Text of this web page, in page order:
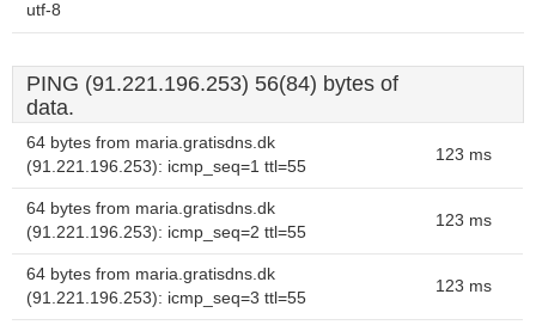
utf-8
PING (91.221.196.253) 56(84) bytes of
data.
64 bytes from maria.gratisdns.dk
(91.221.196.253): icmp_seq=1 ttl=55
123 ms
64 bytes from maria.gratisdns.dk
(91.221.196.253): icmp_seq=2 ttl=55
123 ms
64 bytes from maria.gratisdns.dk
(91.221.196.253): icmp_seq=3 ttl=55
123 ms